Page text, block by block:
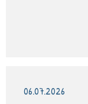
06.07.2026